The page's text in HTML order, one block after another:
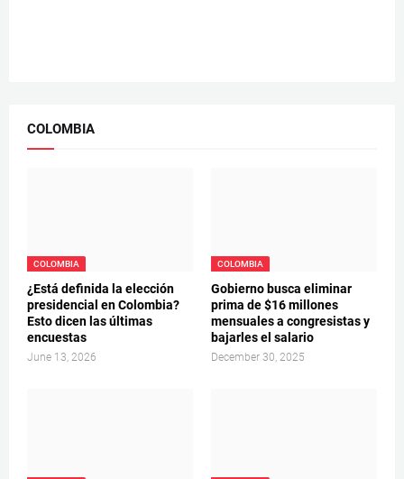
COLOMBIA
COLOMBIA
¿Está definida la elección
presidencial en Colombia?
Esto dicen las últimas
encuestas
June 13, 2026
COLOMBIA
Gobierno busca eliminar
prima de $16 millones
mensuales a congresistas y
bajarles el salario
December 30, 2025